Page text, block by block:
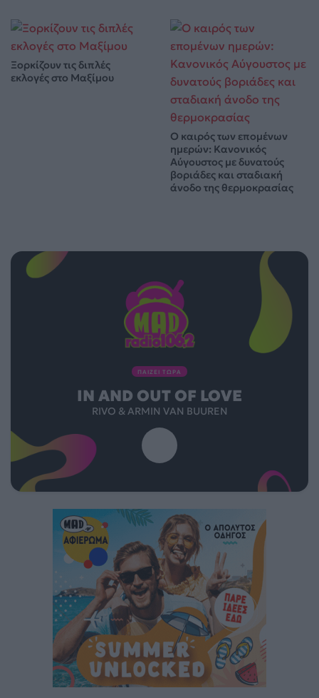
Ξορκίζουν τις διπλές
εκλογές στο Μαξίμου
Ο καιρός των επομένων
ημερών: Κανονικός
Αύγουστος με δυνατούς
βοριάδες και σταδιακή
άνοδο της θερμοκρασίας
ΠΑΙΖΕΙ ΤΩΡΑ
IN AND OUT OF LOVE
RIVO & ARMIN VAN BUUREN